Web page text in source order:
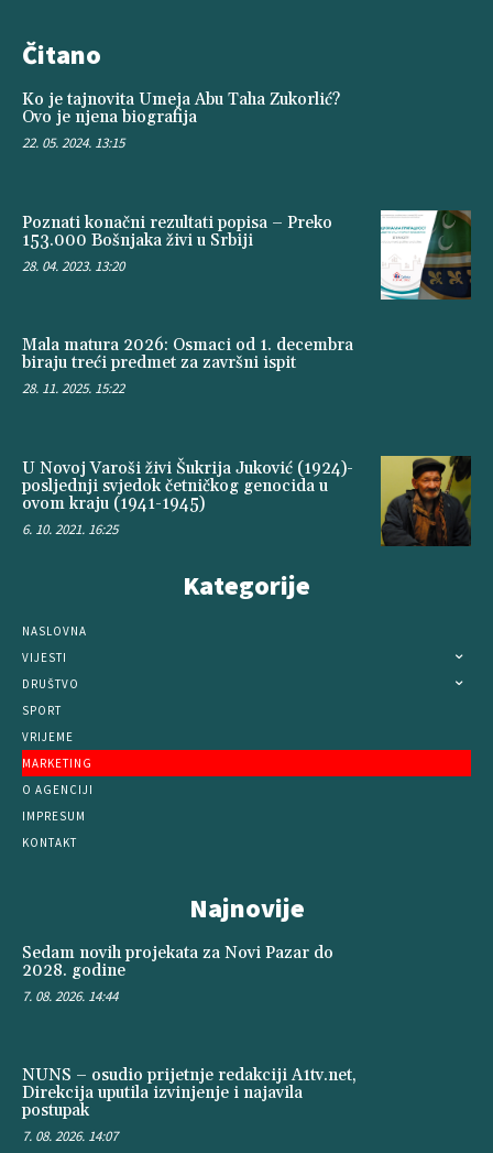
Čitano
Ko je tajnovita Umeja Abu Taha Zukorlić?
Ovo je njena biografija
22. 05. 2024. 13:15
Poznati konačni rezultati popisa – Preko
153.000 Bošnjaka živi u Srbiji
28. 04. 2023. 13:20
Mala matura 2026: Osmaci od 1. decembra
biraju treći predmet za završni ispit
28. 11. 2025. 15:22
U Novoj Varoši živi Šukrija Juković (1924)-
posljednji svjedok četničkog genocida u
ovom kraju (1941-1945)
6. 10. 2021. 16:25
Kategorije
NASLOVNA
VIJESTI
DRUŠTVO
SPORT
VRIJEME
MARKETING
O AGENCIJI
IMPRESUM
KONTAKT
Najnovije
Sedam novih projekata za Novi Pazar do
2028. godine
7. 08. 2026. 14:44
NUNS – osudio prijetnje redakciji A1tv.net,
Direkcija uputila izvinjenje i najavila
postupak
7. 08. 2026. 14:07